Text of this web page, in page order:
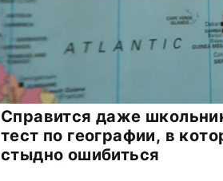
Справится даже
тест по географии, в
стыдно ошибиться